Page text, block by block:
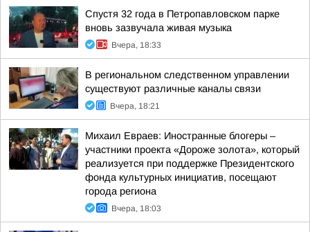
Спустя 32 года в Петропавловском парке
вновь зазвучала живая музыка
Вчера, 18:33
В региональном следственном управлении
существуют различные каналы связи
Вчера, 18:21
Михаил Евраев: Иностранные блогеры –
участники проекта «Дороже золота», который
реализуется при поддержке Президентского
фонда культурных инициатив, посещают
города региона
Вчера, 18:03